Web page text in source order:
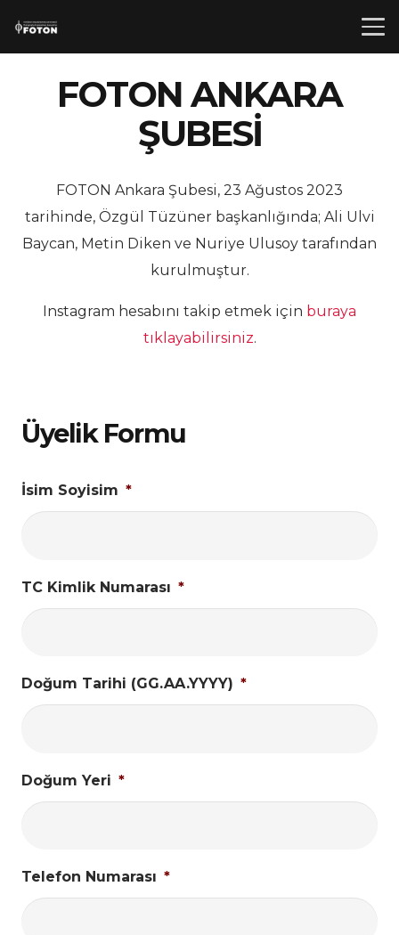
FOTON ANKARA
ŞUBESİ
FOTON Ankara Şubesi, 23 Ağustos 2023
tarihinde, Özgül Tüzüner başkanlığında; Ali Ulvi
Baycan, Metin Diken ve Nuriye Ulusoy tarafından
kurulmuştur.
Instagram hesabını takip etmek için buraya
tıklayabilirsiniz.
Üyelik Formu
İsim Soyisim *
TC Kimlik Numarası *
Doğum Tarihi (GG.AA.YYYY) *
Doğum Yeri *
Telefon Numarası *